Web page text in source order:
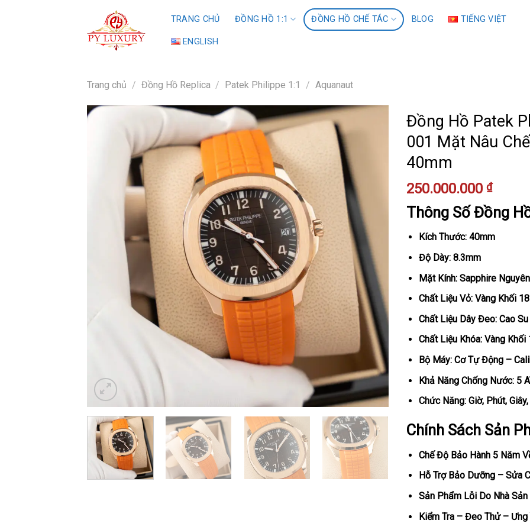
TRANG CHỦ ĐỒNG HỒ 1:1 ĐỒNG HỒ CHẾ TÁC BLOG TIẾNG VIỆT
ENGLISH
Trang chủ / Đồng Hồ Replica / Patek Philippe 1:1 / Aquanaut
Đồng Hồ Patek
001 Mặt Nâu
40mm
250.000.000 ₫
Thông Số Đồng
Kích Thước: 40mm
Độ Dày: 8.3mm
Mặt Kính: Sapphire
Chất Liệu Vỏ: Vàng Khối
Chất Liệu Dây Đeo: Cao
Chất Liệu Khóa: Vàng Khối
Bộ Máy: Cơ Tự Động –
Khả Năng Chống Nước: 5
Chức Năng: Giờ, Phút,
Chính Sách Sản
Chế Độ Bảo Hành 5 Năm
Hỗ Trợ Bảo Dưỡng – Sửa
Sản Phẩm Lỗi Do Nhà
Kiểm Tra – Đeo Thử – Ưng